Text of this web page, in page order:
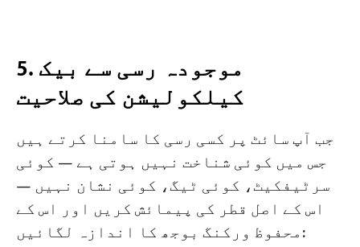
5. موجودہ رسی سے بیک
کیلکولیشن کی صلاحیت
جب آپ سائٹ پر کسی رسی کا سامنا کرتے ہیں
جس میں کوئی شناخت نہیں ہوتی ہے — کوئی
سرٹیفکیٹ، کوئی ٹیگ، کوئی نشان نہیں —
اس کے اصل قطر کی پیمائش کریں اور اس کے
محفوظ ورکنگ بوجھ کا اندازہ لگائیں: